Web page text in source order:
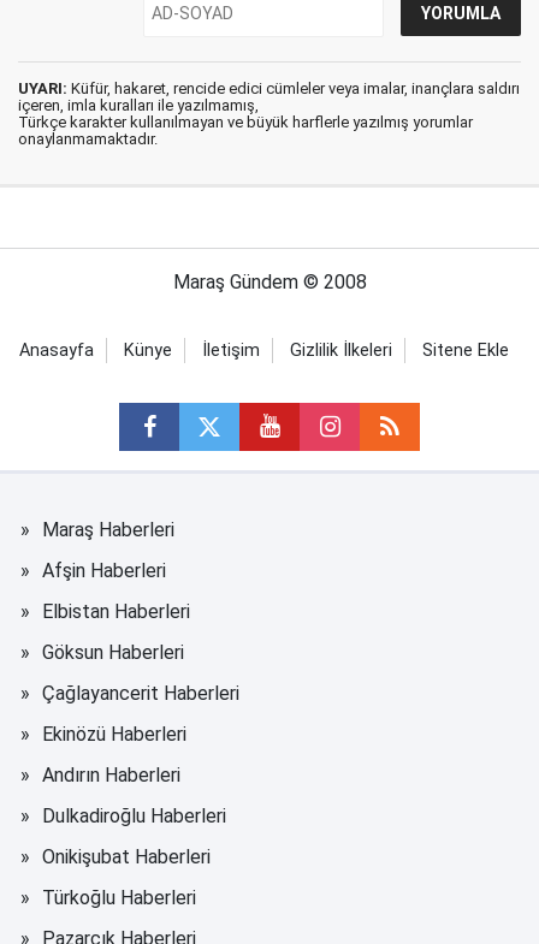
UYARI: Küfür, hakaret, rencide edici cümleler veya imalar, inançlara saldırı
içeren, imla kuralları ile yazılmamış,
Türkçe karakter kullanılmayan ve büyük harflerle yazılmış yorumlar
onaylanmamaktadır.
Maraş Gündem © 2008
Anasayfa Künye İletişim Gizlilik İlkeleri Sitene Ekle
Maraş Haberleri
Afşin Haberleri
Elbistan Haberleri
Göksun Haberleri
Çağlayancerit Haberleri
Ekinözü Haberleri
Andırın Haberleri
Dulkadiroğlu Haberleri
Onikişubat Haberleri
Türkoğlu Haberleri
Pazarcık Haberleri